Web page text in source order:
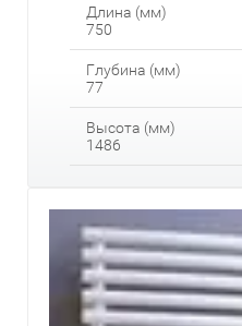
Длина (мм)
750
Глубина (мм)
77
Высота (мм)
1486